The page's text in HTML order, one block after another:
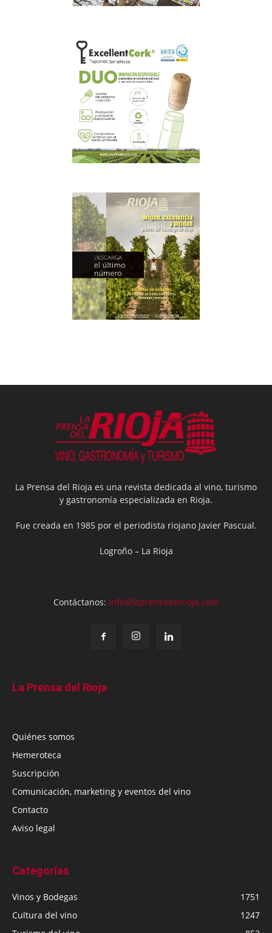
La Prensa del Rioja es una revista dedicada al vino, turismo
y gastronomía especializada en Rioja.
Fue creada en 1985 por el periodista riojano Javier Pascual.
Logroño – La Rioja
Contáctanos: info@laprensadelrioja.com
La Prensa del Rioja
Quiénes somos
Hemeroteca
Suscripción
Comunicación, marketing y eventos del vino
Contacto
Aviso legal
Categorías
Vinos y Bodegas
1751
Cultura del vino
1247